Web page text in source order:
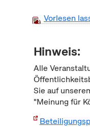
Vorlesen
Hinweis:
Alle
Sie auf
"Meinung für